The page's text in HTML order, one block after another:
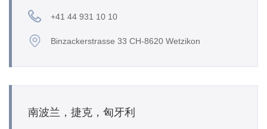
+41 44 931 10 10
Binzackerstrasse 33 CH-8620 Wetzikon
南波兰，捷克，匈牙利